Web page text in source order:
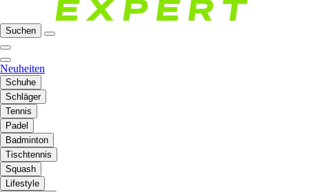
Suchen
Neuheiten
Schuhe
Schläger
Tennis
Padel
Badminton
Tischtennis
Squash
Lifestyle